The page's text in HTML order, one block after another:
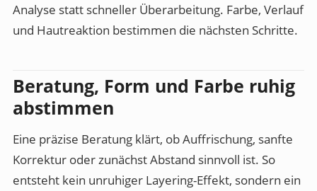
Analyse statt schneller Überarbeitung. Farbe, Verlauf
und Hautreaktion bestimmen die nächsten Schritte.
Beratung, Form und Farbe ruhig
abstimmen
Eine präzise Beratung klärt, ob Auffrischung, sanfte
Korrektur oder zunächst Abstand sinnvoll ist. So
entsteht kein unruhiger Layering-Effekt, sondern ein